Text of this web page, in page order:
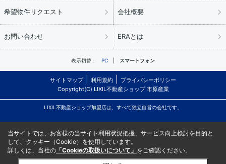
希望物件リクエスト 会社概要
お問い合わせ ERAとは
表示切替： PC スマートフォン
サイトマップ 利用規約
プライバシーポリシー
Copyright(C) LIXIL不動産ショップ 市原産業
LIXIL不動産ショップ加盟店は、すべて独立自営の会社です。
当サイトでは、お客様の当サイト利用状況把握、サービス向上検討を目的と
して、クッキー（Cookie）を使用しています。
詳しくは、当社の 「Cookieの取扱いについて」 をご確認ください。